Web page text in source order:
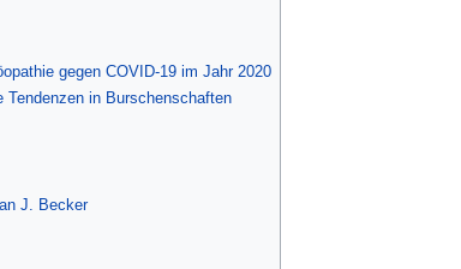
gegen COVID-19 im Jahr 2020
Tendenzen in Burschenschaften
J. Becker